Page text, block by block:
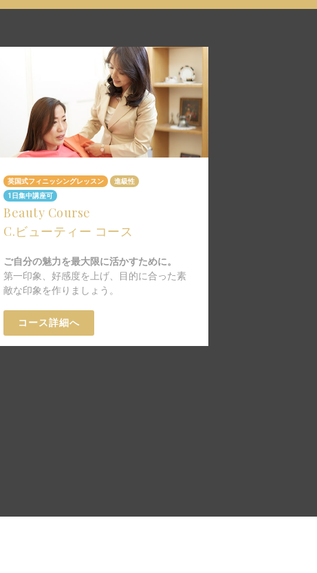
英国式フィニッシングレッスン
進級性
1日集中講座可
Beauty Course
C.ビューティー コース
ご自分の魅力を最大限に活かすために。
第一印象、好感度を上げ、目的に合った素
敵な印象を作りましょう。
コース詳細へ